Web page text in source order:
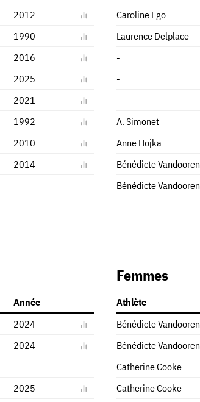
2012 Caroline Ego
1990 Laurence Delplace
2016
-
2025
-
2021
-
1992 A. Simonet
2010 Anne Hojka
2014 Bénédicte Vandooren
Bénédicte Vandooren
Femmes
Année Athlète
2024 Bénédicte Vandooren
2024 Bénédicte Vandooren
Catherine Cooke
2025 Catherine Cooke